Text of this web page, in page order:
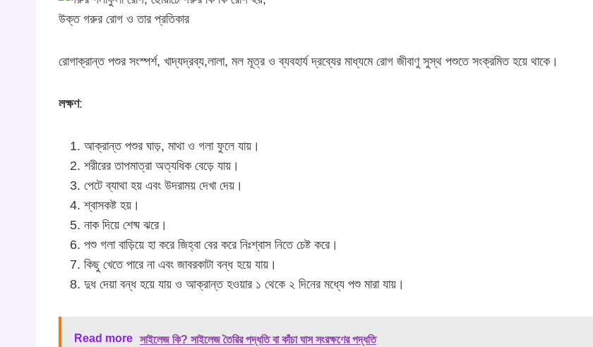
রোগাক্রান্ত পশুর সংস্পর্শ, খাদ্যদ্রব্য,লালা, মল মূত্র ও ব্যবহার্য দ্রব্যের মাধ্যমে রোগ জীবাণু সুস্থ পশুতে সংক্রমিত হয়ে থাকে।
লক্ষণ:
আক্রান্ত পশুর ঘাড়, মাথা ও গলা ফুলে যায়।
শরীরের তাপমাত্রা অত্যধিক বেড়ে যায়।
পেটে ব্যাথা হয় এবং উদরাময় দেখা দেয়।
শ্বাসকষ্ট হয়।
নাক দিয়ে শেষ্ম ঝরে।
পশু গলা বাড়িয়ে হা করে জিহ্বা বের করে নিঃশ্বাস নিতে চেষ্ট করে।
কিছু খেতে পারে না এবং জাবরকাটা বন্ধ হয়ে যায়।
দুধ দেয়া বন্ধ হয়ে যায় ও আক্রান্ত হওয়ার ১ থেকে ২ দিনের মধ্যে পশু মারা যায়।
Read more সাইলেজ কি? সাইলেজ তৈরির পদ্ধতি বা কাঁচা ঘাস সংরক্ষণের পদ্ধতি